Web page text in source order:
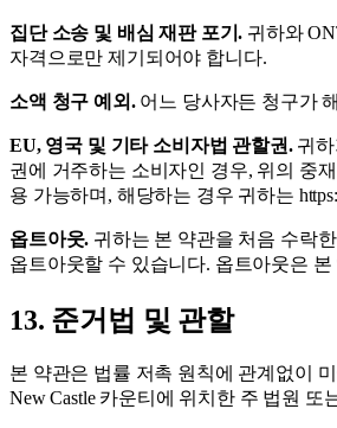
집단 소송 및 배심 재판 포기. 귀하와
자격으로만 제기되어야 합니다.
소액 청구 예외.어느 당사자든 청구가
EU, 영국 및 기타 소비자법 관할권.귀하
권에 거주하는 소비자인 경우, 위의 중
용 가능하며, 해당하는 경우 귀하는
옵트아웃. 귀하는 본 약관을 처음 수락
옵트아웃할 수 있습니다. 옵트아웃은
13. 준거법 및 관할
본 약관은 법률 저촉 원칙에 관계없이
New Castle 카운티에 위치한 주 법원